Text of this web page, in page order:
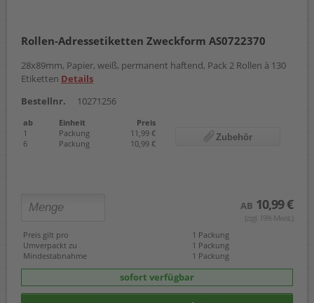
Rollen-Adressetiketten Zweckform AS0722370
28x89mm, Papier, weiß, permanent haftend, Pack 2 Rollen à 130
Etiketten Details
Bestellnr.
10271256
ab Einheit
Preis
1
Packung
11,99 €
6
Packung 10,99 €
Zubehör
AB 10,99 €
(zzgl. 19% Mwst.)
Preis gilt pro
1 Packung
Umverpackt zu
1 Packung
Mindestabnahme
1 Packung
sofort verfügbar